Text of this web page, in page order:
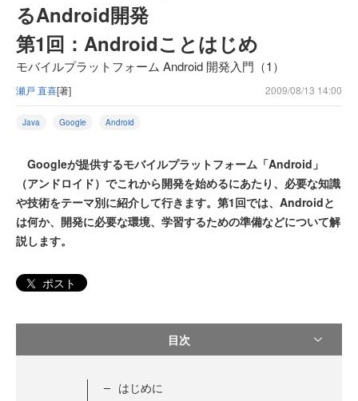
るAndroid開発
第1回：Androidことはじめ
モバイルプラットフォーム Android 開発入門（1）
瀬戸 直喜[著] 2009/08/13 14:00
Java Google Android
Googleが提供するモバイルプラットフォーム「Android」
（アンドロイド）でこれから開発を始めるにあたり、必要な知識
や技術をテーマ別に紹介して行きます。第1回では、Androidと
は何か、開発に必要な環境、学習するための準備などについて解
説します。
ポスト
目次
はじめに